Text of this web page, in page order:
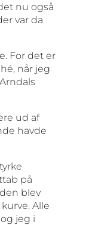
nu også
var da
For det er
når jeg
ud af
havde
på
blev
Alle
jeg i